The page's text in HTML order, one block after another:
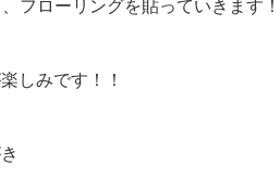
フローリングを貼っていきます！
しみです！！